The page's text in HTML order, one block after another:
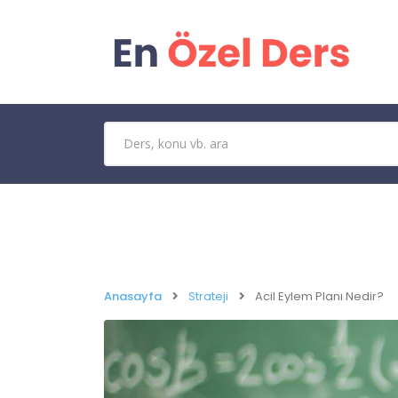
Anasayfa Strateji Acil Eylem Planı Nedir?